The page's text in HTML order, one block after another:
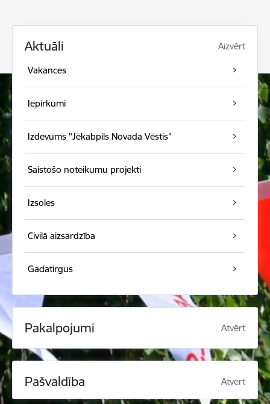
Aktuāli Aizvērt
Vakances
Iepirkumi
Izdevums "Jēkabpils Novada Vēstis"
Saistošo noteikumu projekti
Izsoles
Civilā aizsardzība
Gadatirgus
Pakalpojumi Atvērt
Pašvaldība Atvērt